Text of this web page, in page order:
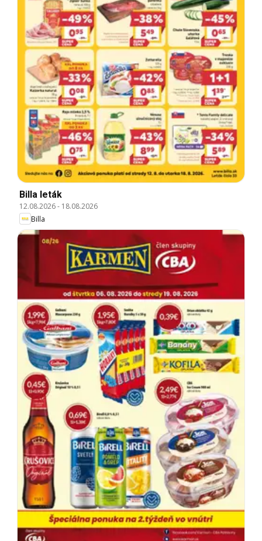
Billa leták
12.08.2026- 18.08.2026
Billa